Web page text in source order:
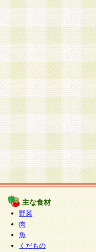
主な食材
野菜
肉
魚
くだもの